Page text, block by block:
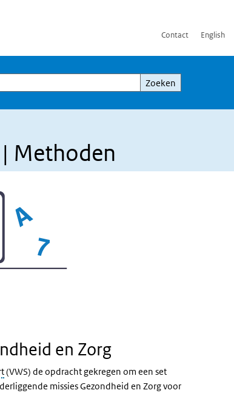
Contact English
Zoeken
Methoden
en Zorg
(VWS) de opdracht gekregen om een set
missies Gezondheid en Zorg voor